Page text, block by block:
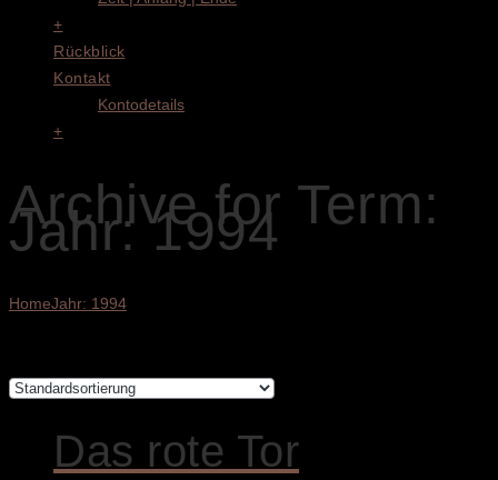
+
Rückblick
Kontakt
Kontodetails
+
Archive for Term:
Jahr: 1994
HomeJahr: 1994
Das rote Tor